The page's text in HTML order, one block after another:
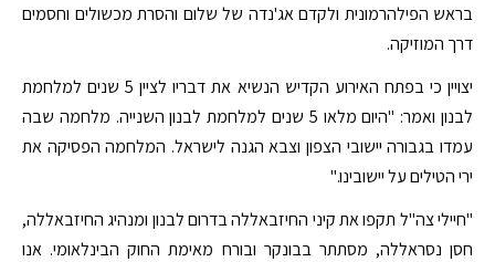
בראש הפילהרמונית ולקדם אג'נדה של שלום והסרת מכשולים וחסמים
דרך המוזיקה.
יצויין כי בפתח האירוע הקדיש הנשיא את דבריו לציין 5 שנים למלחמת
לבנון ואמר: "היום מלאו 5 שנים למלחמת לבנון השנייה. מלחמה שבה
עמדו בגבורה יישובי הצפון וצבא הגנה לישראל. המלחמה הפסיקה את
ירי הטילים על יישובינו."
"חיילי צה"ל תקפו את קיני החיזבאללה בדרום לבנון ומנהיג החיזבאללה,
חסן נסראללה, מסתתר בבונקר ובורח מאימת החוק הבינלאומי. אנו